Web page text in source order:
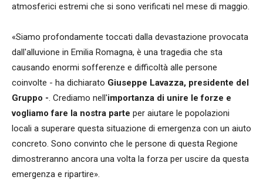
atmosferici estremi che si sono verificati nel mese di maggio.
«Siamo profondamente toccati dalla devastazione provocata
dall'alluvione in Emilia Romagna, è una tragedia che sta
causando enormi sofferenze e difficoltà alle persone
coinvolte - ha dichiarato Giuseppe Lavazza, presidente del
Gruppo -. Crediamo nell'importanza di unire le forze e
vogliamo fare la nostra parte per aiutare le popolazioni
locali a superare questa situazione di emergenza con un aiuto
concreto. Sono convinto che le persone di questa Regione
dimostreranno ancora una volta la forza per uscire da questa
emergenza e ripartire».